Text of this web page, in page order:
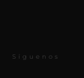
Síguenos